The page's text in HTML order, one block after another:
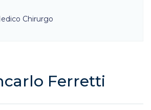
Chirurgo
Ferretti